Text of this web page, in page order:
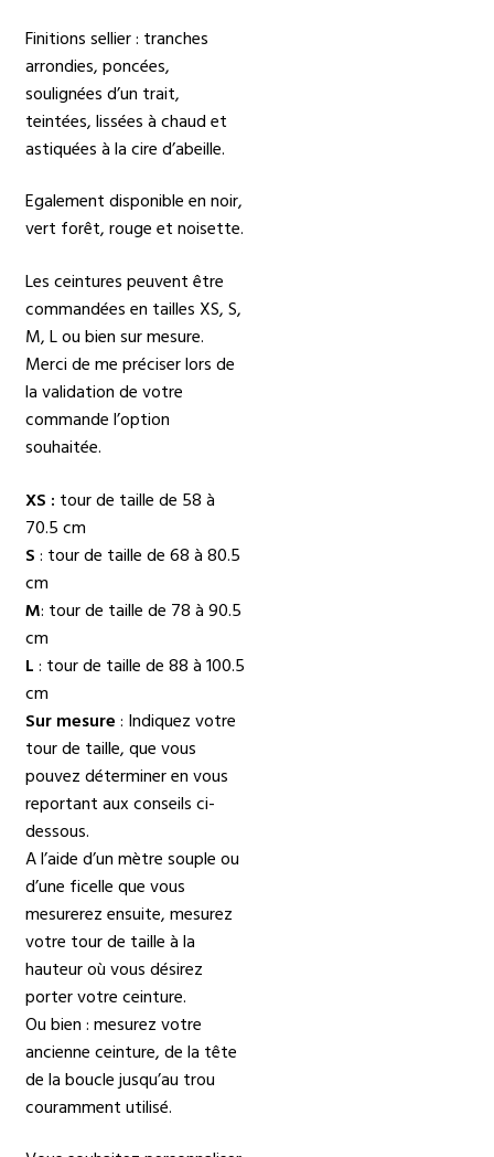
Finitions sellier : tranches
arrondies, poncées,
soulignées d’un trait,
teintées, lissées à chaud et
astiquées à la cire d’abeille.
Egalement disponible en noir,
vert forêt, rouge et noisette.
Les ceintures peuvent être
commandées en tailles XS, S,
M, L ou bien sur mesure.
Merci de me préciser lors de
la validation de votre
commande l’option
souhaitée.
XS : tour de taille de 58 à
70.5 cm
S : tour de taille de 68 à 80.5
cm
M: tour de taille de 78 à 90.5
cm
L : tour de taille de 88 à 100.5
cm
Sur mesure : Indiquez votre
tour de taille, que vous
pouvez déterminer en vous
reportant aux conseils ci-
dessous.
A l’aide d’un mètre souple ou
d’une ficelle que vous
mesurerez ensuite, mesurez
votre tour de taille à la
hauteur où vous désirez
porter votre ceinture.
Ou bien : mesurez votre
ancienne ceinture, de la tête
de la boucle jusqu’au trou
couramment utilisé.